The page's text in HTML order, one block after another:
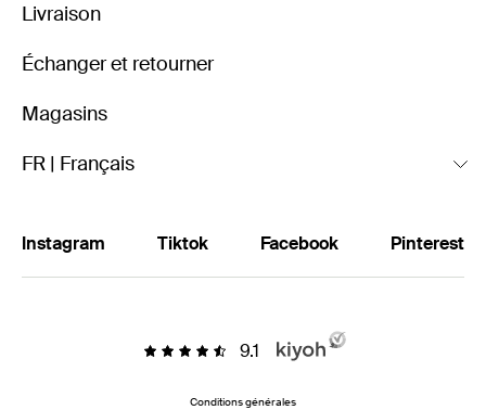
Livraison
Échanger et retourner
Magasins
FR | Français
Instagram Tiktok Facebook Pinterest
9.1
Conditions générales